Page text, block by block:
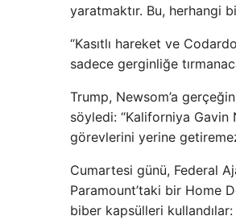
yaratmaktır. Bu, herhangi
“Kasıtlı hareket ve
sadece gerginliğe
Trump, Newsom’a
söyledi: “Kaliforniya Gavin
görevlerini yerine
Cumartesi günü, Federal
Paramount’taki bir Home
biber kapsülleri